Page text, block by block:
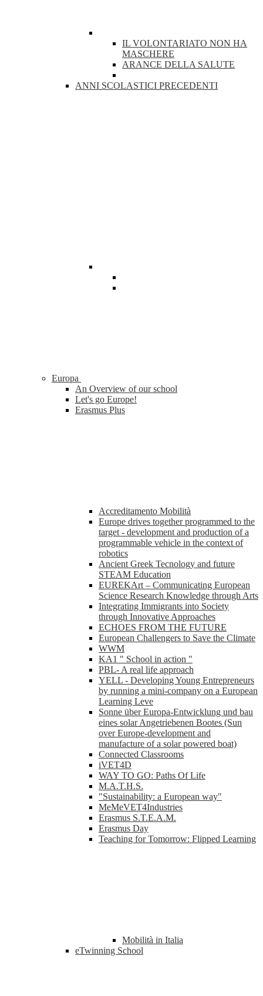
IL VOLONTARIATO NON HA
MASCHERE
ARANCE DELLA SALUTE
ANNI SCOLASTICI PRECEDENTI
Europa
An Overview of our school
Let's go Europe!
Erasmus Plus
Accreditamento Mobilità
Europe drives together programmed to the
target - development and production of a
programmable vehicle in the context of
robotics
Ancient Greek Tecnology and future
STEAM Education
EUREKArt – Communicating European
Science Research Knowledge through Arts
Integrating Immigrants into Society
through Innovative Approaches
ECHOES FROM THE FUTURE
European Challengers to Save the Climate
WWM
KA1 " School in action "
PBL- A real life approach
YELL - Developing Young Entrepreneurs
by running a mini-company on a European
Learning Leve
Sonne über Europa-Entwicklung und bau
eines solar Angetriebenen Bootes (Sun
over Europe-development and
manufacture of a solar powered boat)
Connected Classrooms
iVET4D
WAY TO GO: Paths Of Life
M.A.T.H.S.
"Sustainability: a European way"
MeMeVET4Industries
Erasmus S.T.E.A.M.
Erasmus Day
Teaching for Tomorrow: Flipped Learning
Mobilità in Italia
eTwinning School